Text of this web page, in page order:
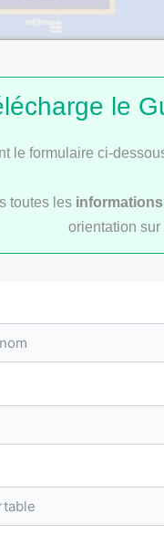
Corrigé du sujet de
de méthode et les
le
le formulaire ci-
toutes les
orientation